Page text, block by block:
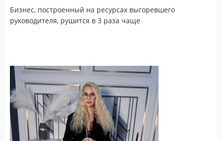
Бизнес, построенный на ресурсах выгоревшего
руководителя, рушится в 3 раза чаще